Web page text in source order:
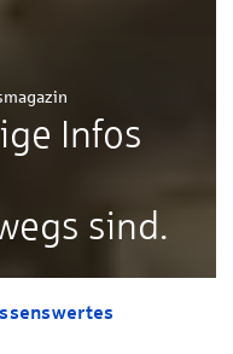
Infos
sind.